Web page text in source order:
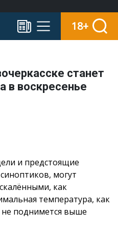
18+
станет
в воскресенье
и предстоящие
могут
как
температура, как
поднимется выше